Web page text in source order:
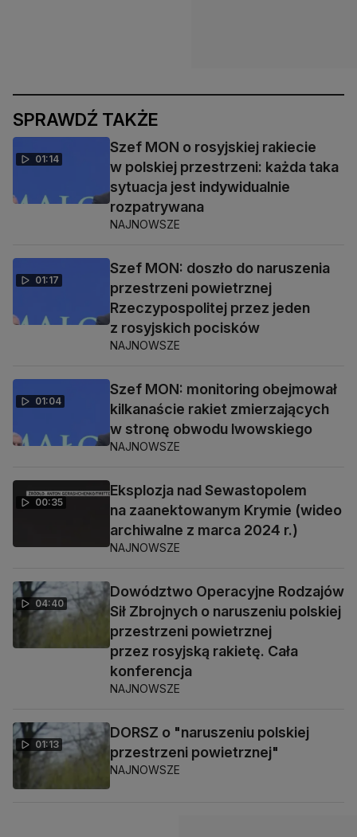
SPRAWDŹ TAKŻE
01:14
Szef MON o rosyjskiej rakiecie
w polskiej przestrzeni: każda taka
sytuacja jest indywidualnie
rozpatrywana
NAJNOWSZE
01:17
Szef MON: doszło do naruszenia
przestrzeni powietrznej
Rzeczypospolitej przez jeden
z rosyjskich pocisków
NAJNOWSZE
01:04
Szef MON: monitoring obejmował
kilkanaście rakiet zmierzających
w stronę obwodu lwowskiego
NAJNOWSZE
00:35
Eksplozja nad Sewastopolem
na zaanektowanym Krymie (wideo
archiwalne z marca 2024 r.)
NAJNOWSZE
04:40
Dowództwo Operacyjne Rodzajów
Sił Zbrojnych o naruszeniu polskiej
przestrzeni powietrznej
przez rosyjską rakietę. Cała
konferencja
NAJNOWSZE
01:13
DORSZ o "naruszeniu polskiej
przestrzeni powietrznej"
NAJNOWSZE